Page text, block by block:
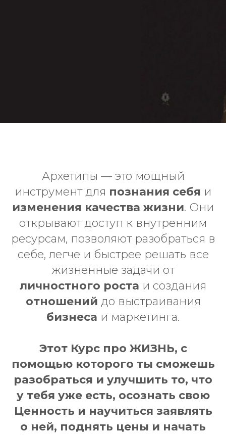
Архетипы — это мощный
инструмент для познания себя и
изменения качества жизни. Они
открывают доступ к внутренним
ресурсам, позволяют разобраться в
себе, легче и быстрее решать все
жизненные задачи от
личностного роста и создания
отношений до выстраивания
бизнеса и маркетинга.
Этот Курс про ЖИЗНЬ, с
помощью которого ты сможешь
разобраться и улучшить то, что
у тебя уже есть, осознать свою
Ценность и научиться заявлять
о ней, поднять цены и начать